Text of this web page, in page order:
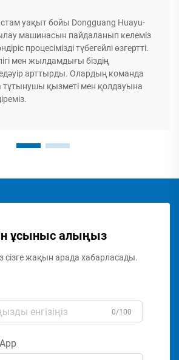
уақыт бойы Dongguang Huayu-
машинасын пайдаланып келеміз
процесімізді түбегейлі өзгертті.
мен жылдамдығы біздің
арттырды. Олардың команда
қызметі мен қолдауына
ұсыныс алыңыз
сізге жақын арада хабарласады.
0/100